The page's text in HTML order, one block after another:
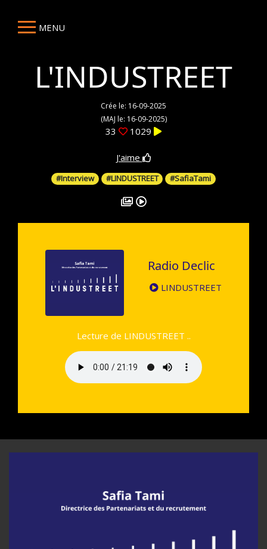
MENU
L'INDUSTREET
Crée le: 16-09-2025
(MAJ le: 16-09-2025)
33 1029
J'aime
#Interview #LINDUSTREET #SafiaTami
Radio Declic
LINDUSTREET
Lecture de LINDUSTREET ..